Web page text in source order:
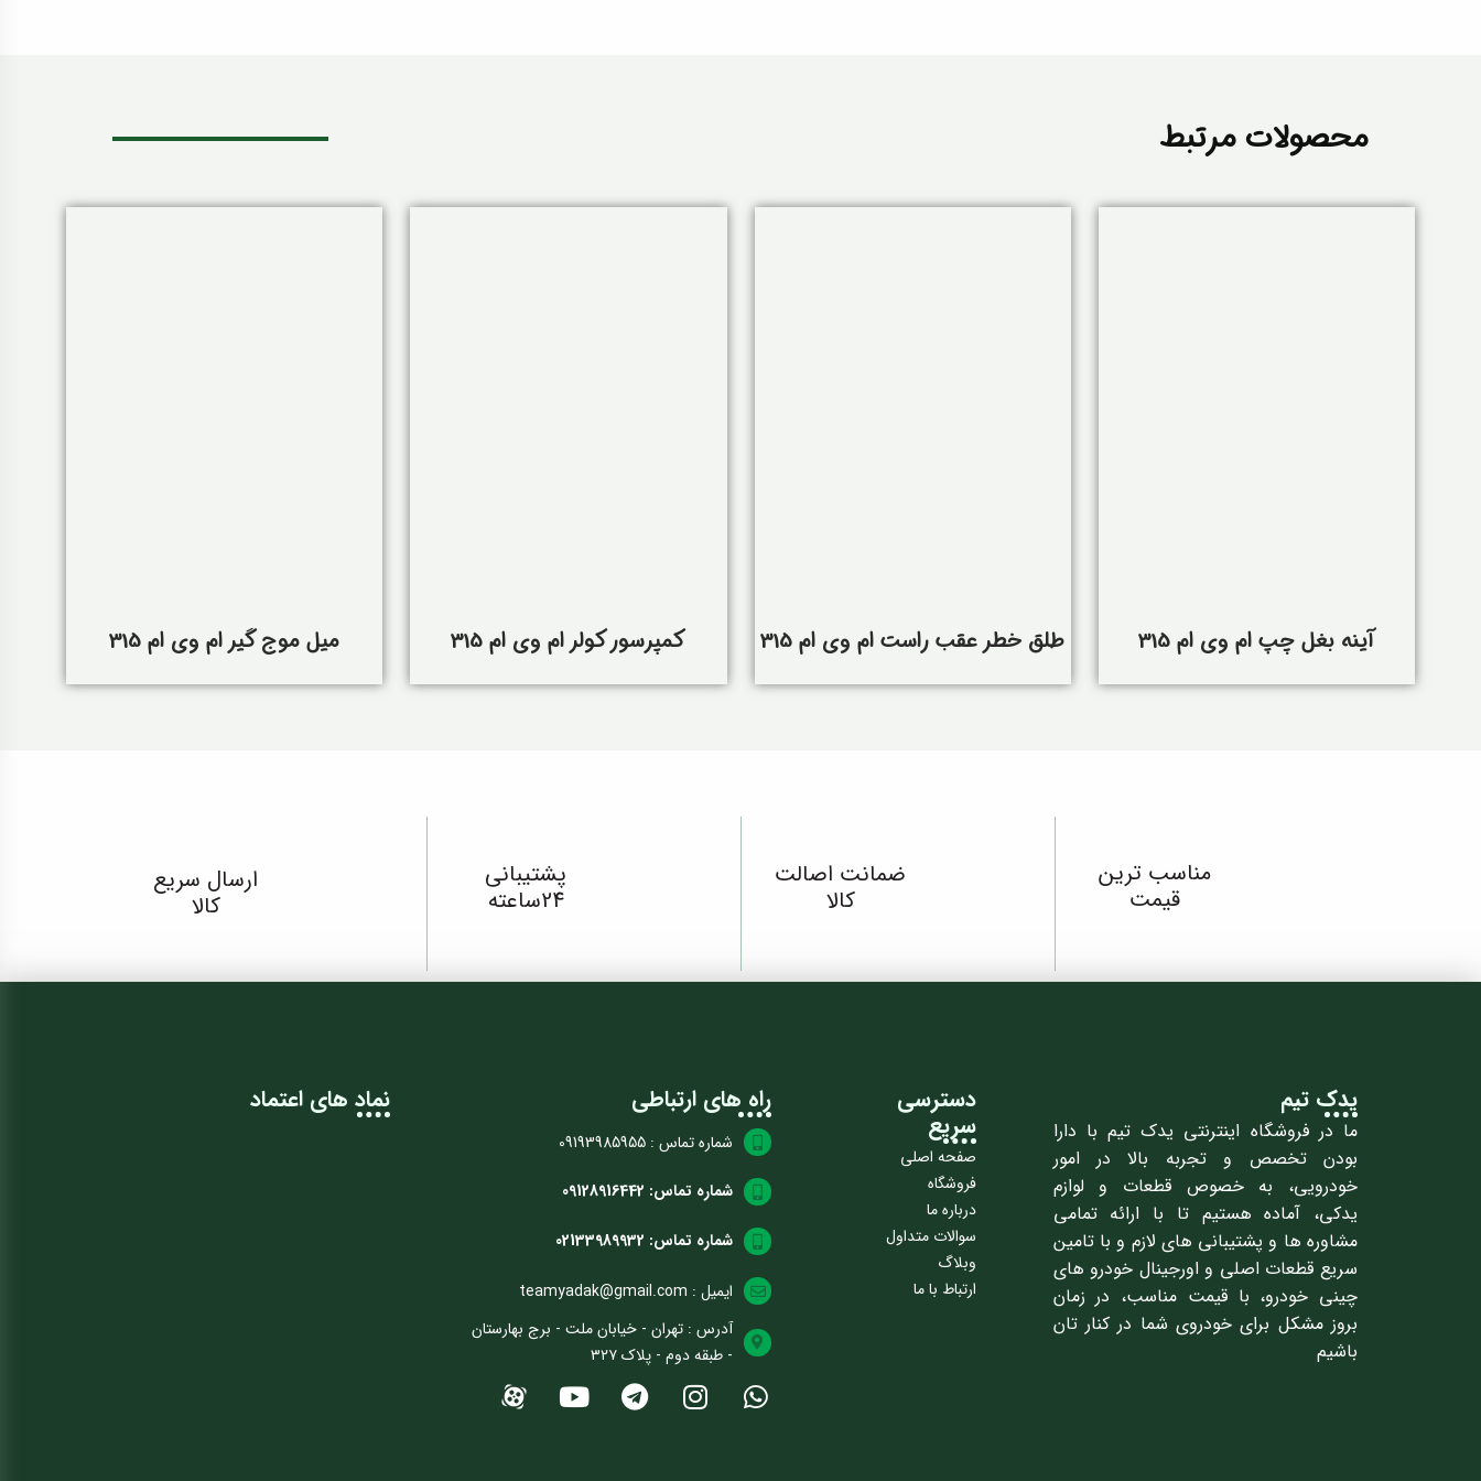
محصولات مرتبط
آینه بغل چپ ام وی ام 315 طلق خطر عقب راست ام وی ام 315 کمپرسور کولر ام وی ام 315 میل موج گیر ام وی ام 315
مناسب ترین
قیمت
ضمانت اصالت
کالا
پشتیبانی
24ساعته
ارسال سریع
کالا
یدک تیم
ما در فروشگاه اینترنتی یدک تیم با دارا
بودن تخصص و تجربه بالا در امور
خودرویی، به خصوص قطعات و لوازم
یدکی، آماده هستیم تا با ارائه تمامی
مشاوره ها و پشتیبانی های لازم و با تامین
سریع قطعات اصلی و اورجینال خودرو های
چینی خودرو، با قیمت مناسب، در زمان
بروز مشکل برای خودروی شما در کنار تان
باشیم
دسترسی
سریع
صفحه اصلی
فروشگاه
درباره ما
سوالات متداول
وبلاگ
ارتباط با ما
راه های ارتباطی
شماره تماس : 09193985955
شماره تماس: 09128916442
شماره تماس: 02133989932
ایمیل : teamyadak@gmail.com
آدرس : تهران - خیابان ملت - برج بهارستان
- طبقه دوم - پلاک ۳۲۷
نماد های اعتماد